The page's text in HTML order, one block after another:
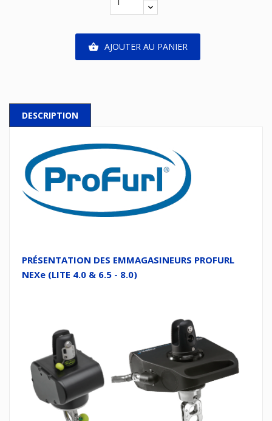
 AJOUTER AU PANIER
DESCRIPTION
PRÉSENTATION DES EMMAGASINEURS PROFURL
NEXe (LITE 4.0 & 6.5 - 8.0)